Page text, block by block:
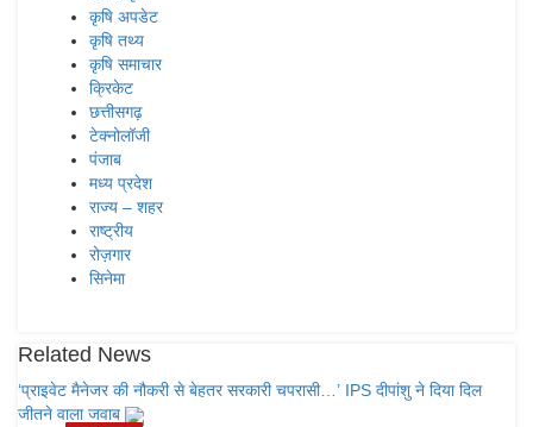
कृषि अपडेट
कृषि तथ्य
कृषि समाचार
क्रिकेट
छत्तीसगढ़
टेक्नोलॉजी
पंजाब
मध्य प्रदेश
राज्य – शहर
राष्ट्रीय
रोज़गार
सिनेमा
Related News
‘प्राइवेट मैनेजर की नौकरी से बेहतर सरकारी चपरासी…’ IPS दीपांशु ने दिया दिल
जीतने वाला जवाब